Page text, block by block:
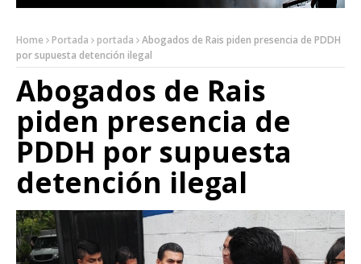
Home Portada portada
Abogados de Rais piden presencia de PDDH
por supuesta detención ilegal
Abogados de Rais
piden presencia de
PDDH por supuesta
detención ilegal